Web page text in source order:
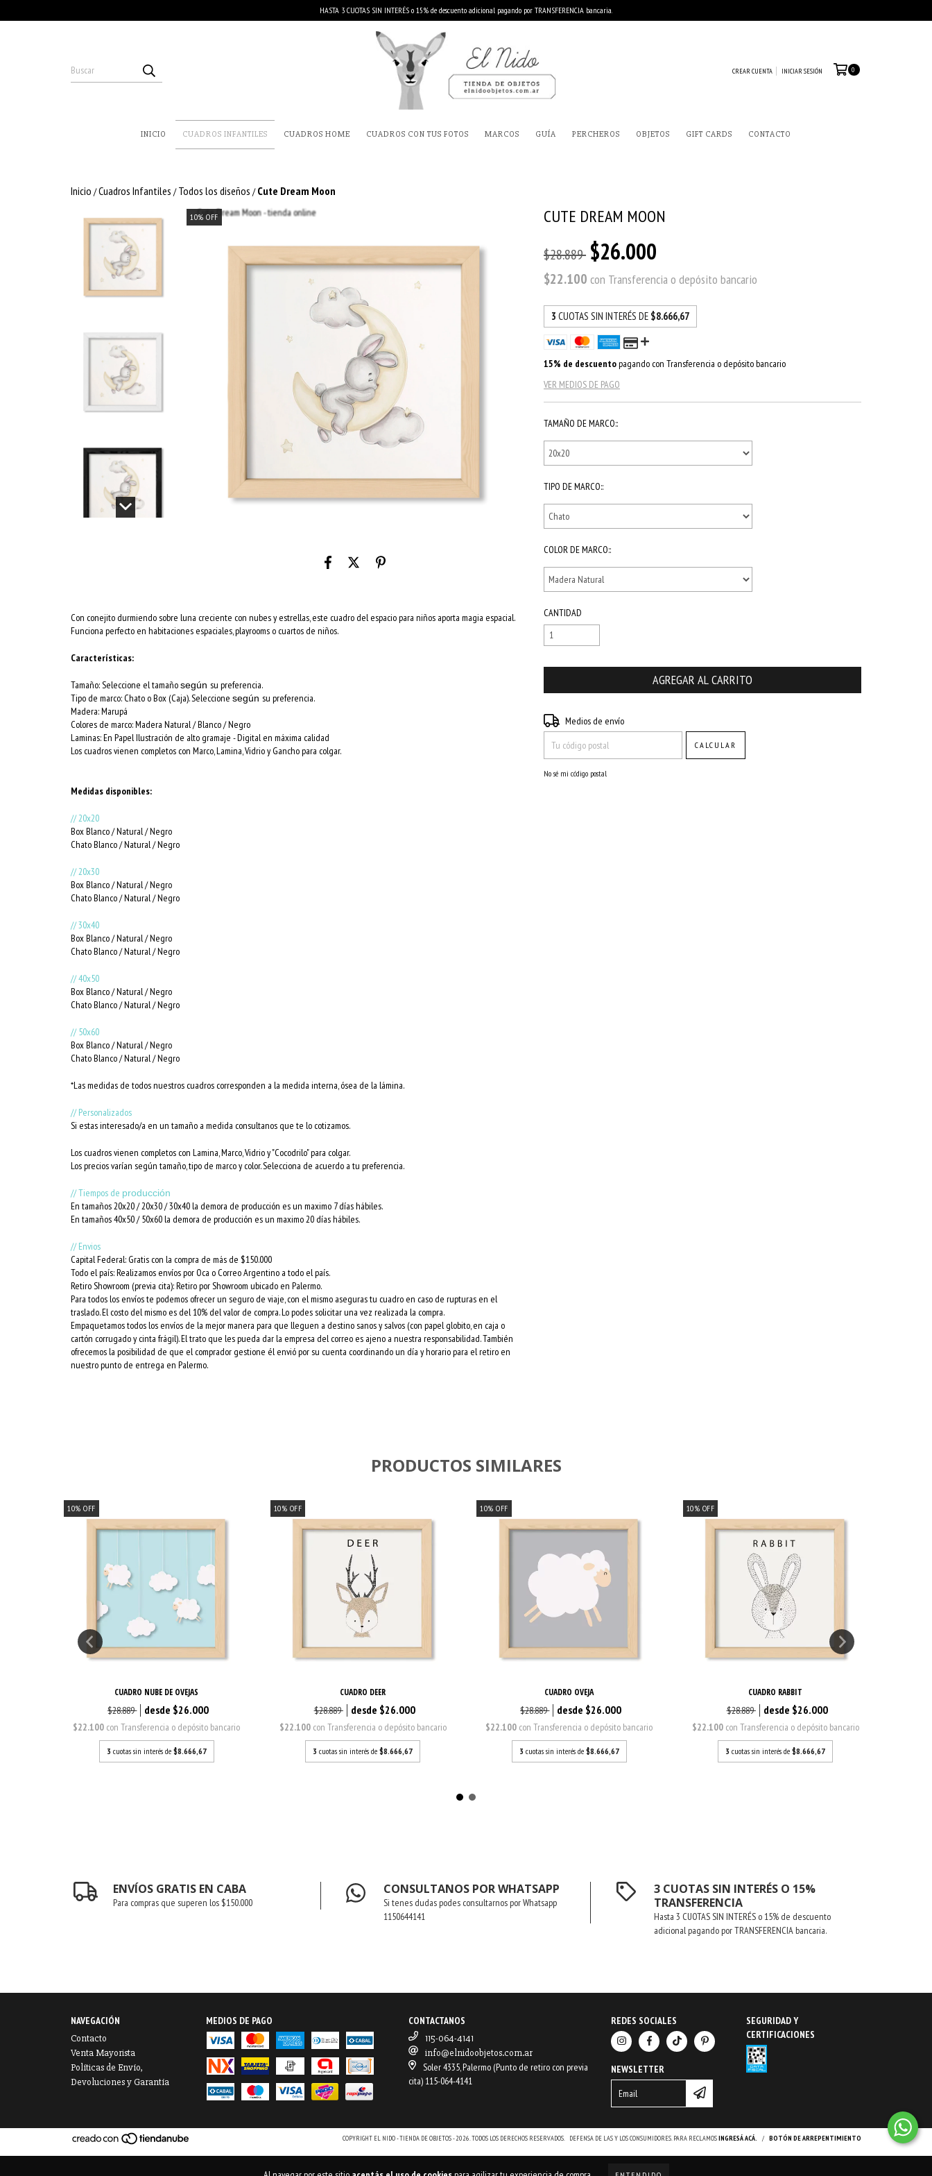
HASTA 3 CUOTAS SIN INTERÉS o 15% de descuento adicional pagando por TRANSFERENCIA bancaria.
CREAR CUENTA INICIAR SESIÓN 0
INICIO CUADROS INFANTILES CUADROS HOME CUADROS CON TUS FOTOS MARCOS GUÍA PERCHEROS OBJETOS GIFT CARDS CONTACTO
Inicio /Cuadros Infantiles / Todos los diseños / Cute Dream Moon
10%OFF
Con conejito durmiendo sobre luna creciente con nubes y estrellas, este cuadro del espacio para niños aporta magia espacial.
Funciona perfecto en habitaciones espaciales, playrooms o cuartos de niños.
Características:
Tamaño: Seleccione el tamañosegún su preferencia.
Tipo de marco: Chato o Box (Caja). Seleccione según su preferencia.
Madera: Marupá
Colores de marco:Madera Natural / Blanco / Negro
Laminas: En Papel Ilustración de alto gramaje - Digital en máxima calidad
Los cuadros vienen completos con Marco, Lamina, Vidrio y Gancho para colgar.
Medidas disponibles:
// 20x20
Box Blanco / Natural / Negro
Chato Blanco / Natural / Negro
// 20x30
Box Blanco / Natural / Negro
Chato Blanco / Natural / Negro
// 30x40
Box Blanco / Natural / Negro
Chato Blanco / Natural / Negro
// 40x50
Box Blanco / Natural / Negro
Chato Blanco / Natural / Negro
// 50x60
Box Blanco / Natural / Negro
Chato Blanco / Natural / Negro
*Las medidas de todos nuestros cuadros corresponden a la medida interna, ósea de la lámina.
// Personalizados
Si estas interesado/a en un tamaño a medida consultanos que te lo cotizamos.
Los cuadros vienen completos con Lamina, Marco, Vidrio y "Cocodrilo" para colgar.
Los precios varían según tamaño, tipo de marco y color. Selecciona de acuerdo a tu preferencia.
// Tiempos de producción
En tamaños 20x20 / 20x30 / 30x40 la demora de producción es un maximo 7 días hábiles.
En tamaños 40x50 / 50x60 la demora de producción es un maximo 20 días hábiles.
// Envios
Capital Federal: Gratis con la compra de más de $150.000
Todo el país: Realizamos envíos por Oca o Correo Argentino a todo el país.
Retiro Showroom (previa cita): Retiro por Showroom ubicado en Palermo.
Para todos los envíos te podemos ofrecer un seguro de viaje, con el mismo aseguras tu cuadro en caso de rupturas en el
traslado. El costo del mismo es del 10% del valor de compra. Lo podes solicitar una vez realizada la compra.
Empaquetamos todos los envíos de la mejor manera para que lleguen a destino sanos y salvos (con papel globito, en caja o
cartón corrugado y cinta frágil). El trato que les pueda dar la empresa del correo es ajeno a nuestra responsabilidad. También
ofrecemos la posibilidad de que el comprador gestione él envió por su cuenta coordinando un día y horario para el retiro en
nuestro punto de entrega en Palermo.
CUTE DREAM MOON
$28.889 $26.000
$22.100con Transferencia o depósito bancario
3 CUOTAS SIN INTERÉS DE $8.666,67
15% de descuentopagando con Transferencia o depósito bancario
VER MEDIOS DE PAGO
TAMAÑO DE MARCO::
TIPO DE MARCO::
COLOR DE MARCO::
CANTIDAD
Entregas para el CP:
Medios de envío
CALCULAR
No sé mi código postal
PRODUCTOS SIMILARES
10% OFF
CUADRO NUBE DE OVEJAS
$28.889 $26.000
$22.100 con Transferencia o depósito bancario
3 cuotas sin interés de $8.666,67
10% OFF
CUADRO DEER
$28.889 $26.000
$22.100 con Transferencia o depósito bancario
3 cuotas sin interés de$8.666,67
10% OFF
CUADRO OVEJA
$28.889 $26.000
$22.100 con Transferencia o depósito bancario
3 cuotas sin interés de $8.666,67
10% OFF
CUADRO RABBIT
$28.889 $26.000
$22.100 con Transferencia o depósito bancario
3 cuotas sin interés de$8.666,67
ENVÍOS GRATIS EN CABA
Para compras que superen los $150.000
CONSULTANOS POR WHATSAPP
Si tenes dudas podes consultarnos por Whatsapp
1150644141
3 CUOTAS SIN INTERÉS O 15%
TRANSFERENCIA
Hasta 3 CUOTAS SIN INTERÉS o 15% de descuento
adicional pagando por TRANSFERENCIA bancaria.
NAVEGACIÓN
Contacto
Venta Mayorista
Políticas de Envío,
Devoluciones y Garantía
MEDIOS DE PAGO CONTACTANOS
115-064-4141
info@elnidoobjetos.com.ar
Soler 4335, Palermo (Punto de retiro con previa
cita) 115-064-4141
REDES SOCIALES
NEWSLETTER
SEGURIDAD Y
CERTIFICACIONES
COPYRIGHT EL NIDO - TIENDA DE OBJETOS - 2026. TODOS LOS DERECHOS RESERVADOS. DEFENSA DE LAS Y LOS CONSUMIDORES. PARA RECLAMOSINGRESÁ ACÁ. / BOTÓN DE ARREPENTIMIENTO